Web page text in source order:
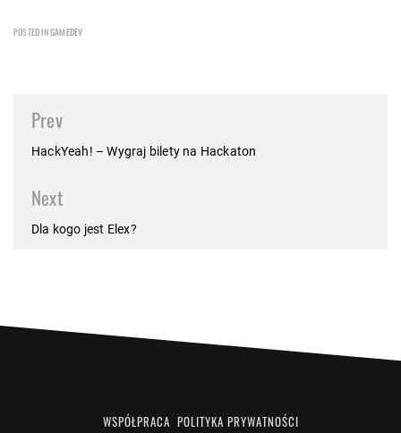
POSTED INGAMEDEV
Post
navigation
Prev
HackYeah! – Wygraj bilety na Hackaton
Next
Dla kogo jest Elex?
WSPÓŁPRACA POLITYKA PRYWATNOŚCI